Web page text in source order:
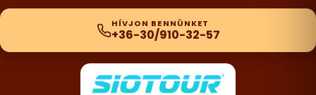
HÍVJON BENNÜNKET
+36-30/910-32-57